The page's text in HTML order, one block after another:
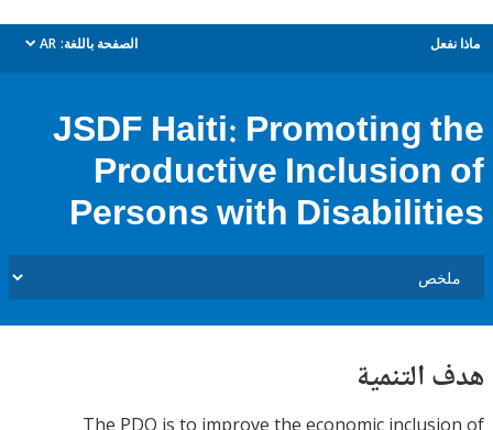
الصفحة باللغة: AR
dropdown
JSDF Haiti: Promoting
Productive
Persons with
The PDO is to improve the economic